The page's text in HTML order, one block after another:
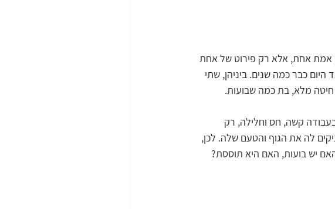
אמת אחת, אלא רק פירוט של אחת
כבר כמה שנים. ביניהן, שתי
לא מדובר בעבודה קשה, חס וחלילה, רק
לה את הגוף והטעם שלה. לכן,
יש בועות, האם היא תוססת?